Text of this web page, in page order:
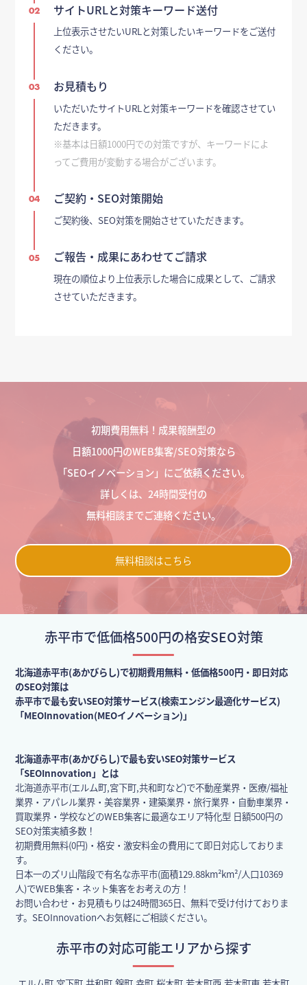
02 サイトURLと対策キーワード送付
上位表示させたいURLと対策したいキーワードをご送付
ください。
03 お見積もり
いただいたサイトURLと対策キーワードを確認させてい
ただきます。
※基本は日額1000円での対策ですが、キーワードによ
ってご費用が変動する場合がございます。
04 ご契約・SEO対策開始
ご契約後、SEO対策を開始させていただきます。
05 ご報告・成果にあわせてご請求
現在の順位より上位表示した場合に成果として、ご請求
させていただきます。
初期費用無料！成果報酬型の
日額1000円のWEB集客/SEO対策なら
「SEOイノベーション」にご依頼ください。
詳しくは、24時間受付の
無料相談までご連絡ください。
無料相談はこちら
赤平市で低価格500円の格安SEO対策
北海道赤平市(あかびらし)で初期費用無料・低価格500円・即日対応
のSEO対策は
赤平市で最も安いSEO対策サービス(検索エンジン最適化サービス)
「MEOInnovation(MEOイノベーション)」
北海道赤平市(あかびらし)で最も安いSEO対策サービス
「SEOInnovation」とは
北海道赤平市(エルム町,宮下町,共和町など)で不動産業界・医療/福祉
業界・アパレル業界・美容業界・建築業界・旅行業界・自動車業界・
買取業界・学校などのWEB集客に最適なエリア特化型 日額500円の
SEO対策実績多数！
初期費用無料(0円)・格安・激安料金の費用にて即日対応しておりま
す。
日本一のズリ山階段で有名な赤平市(面積129.88km²km²/人口10369
人)でWEB集客・ネット集客をお考えの方！
お問い合わせ・お見積もりは24時間365日、無料で受け付けておりま
す。SEOInnovationへお気軽にご相談ください。
赤平市の対応可能エリアから探す